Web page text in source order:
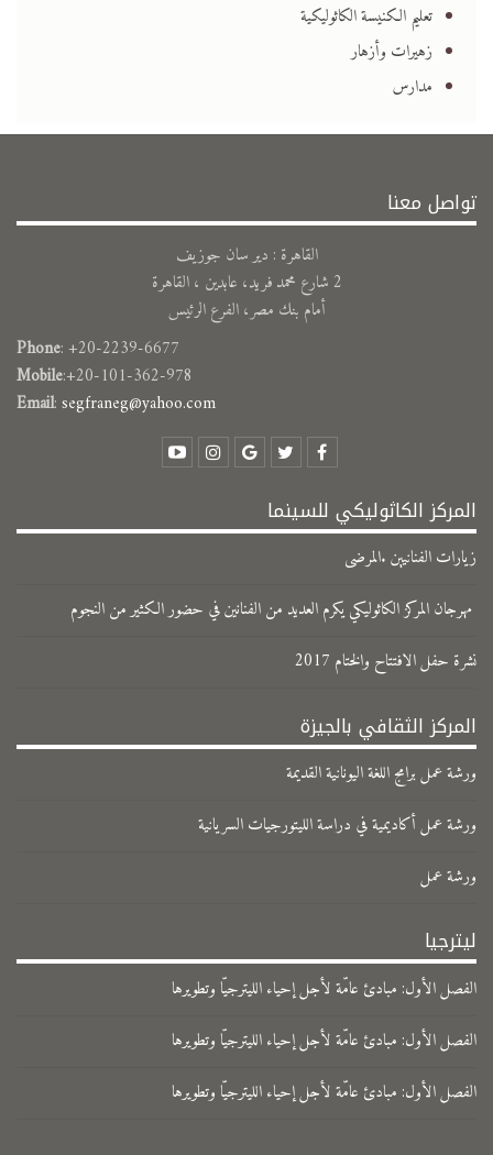
تعليم الكنيسة الكاثوليكية
زهيرات وأزهار
مدارس
تواصل معنا
القاهرة : دير سان جوزيف
2 شارع محمد فريد، عابدين ، القاهرة
أمام بنك مصر، الفرع الرئيس
Phone: +20-2239-6677
Mobile:+20-101-362-978
Email:segfraneg@yahoo.com
المركز الكاثوليكي للسينما
زيارات الفنانيين .المرضى
مهرجان المركز الكاثوليكي يكرم العديد من الفنانين في حضور الكثير من النجوم
نشرة حفل الافتتاح والختام 2017
المركز الثقافي بالجيزة
ورشة عمل برامج اللغة اليونانية القديمة
ورشة عمل أكاديمية في دراسة الليتورجيات السريانية
ورشة عمل
ليترجيا
الفصل الأول: مبادئ عامّة لأجل إحياء الليترجيّا وتطويرها
الفصل الأول: مبادئ عامّة لأجل إحياء الليترجيّا وتطويرها
الفصل الأول: مبادئ عامّة لأجل إحياء الليترجيّا وتطويرها